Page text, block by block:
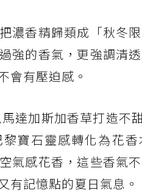
濃香精歸類成「秋冬
強的香氣，更強調清
會有壓迫感。
馬達加斯加香草打造
寶石靈感轉化為花
氣感花香，這些香氣
有記憶點的夏日氣息。